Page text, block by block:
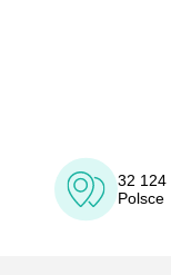
32 124
Polsce